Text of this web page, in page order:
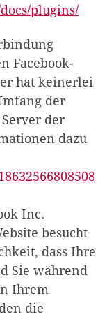
plugins/
Facebook-
hat keinerlei
der
der
dazu
Inc.
besucht
dass Ihre
Sie während
Ihrem
die